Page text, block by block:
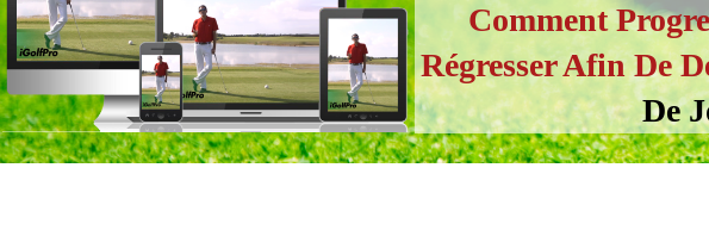
Comment
Régresser Afin De
De